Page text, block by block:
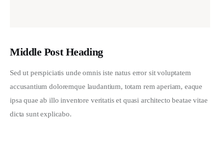
Middle Post Heading
Sed ut perspiciatis unde omnis iste natus error sit voluptatem
accusantium doloremque laudantium, totam rem aperiam, eaque
ipsa quae ab illo inventore veritatis et quasi architecto beatae vitae
dicta sunt explicabo.